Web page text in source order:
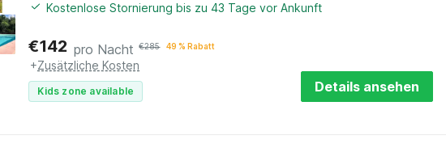
Kostenlose Stornierung bis zu 43 Tage vor Ankunft
€142 pro Nacht €285 49 % Rabatt
+Zusätzliche Kosten
Kids zone available Details ansehen